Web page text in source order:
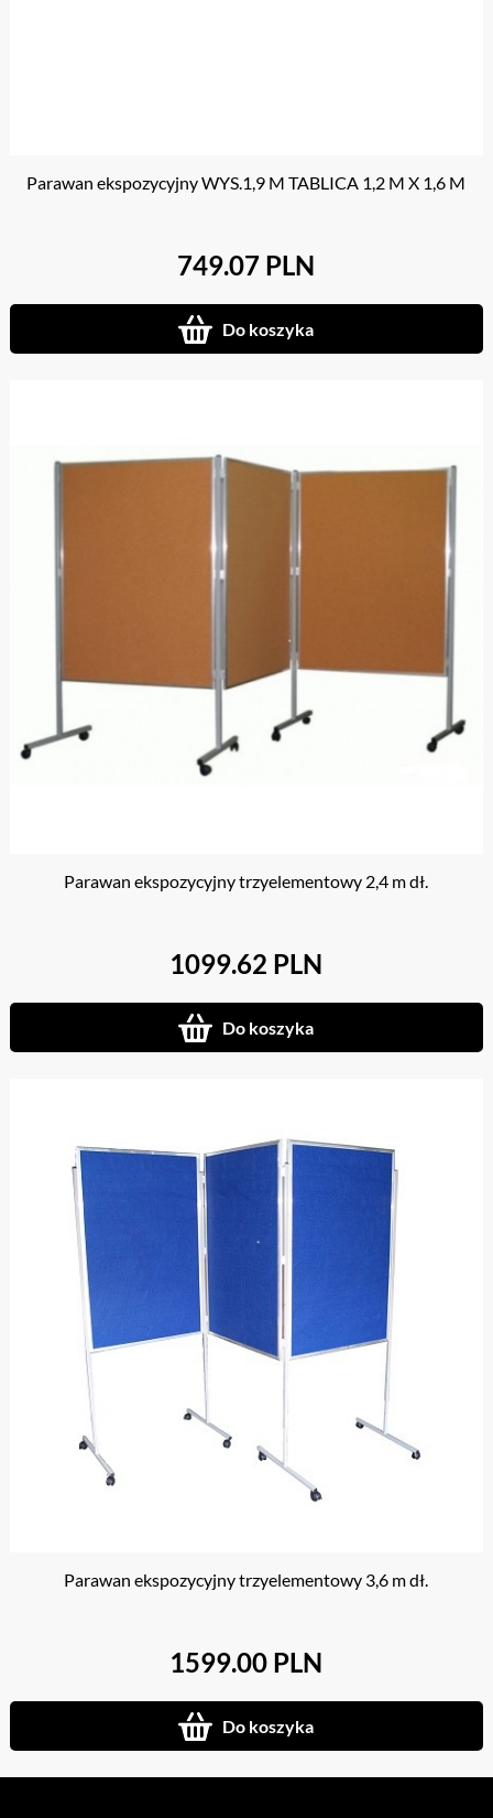
Parawan ekspozycyjny WYS.1,9 M TABLICA 1,2 M X 1,6 M
749.07 PLN
Do koszyka
Parawan ekspozycyjny trzyelementowy 2,4 m dł.
1099.62 PLN
Do koszyka
Parawan ekspozycyjny trzyelementowy 3,6 m dł.
1599.00 PLN
Do koszyka